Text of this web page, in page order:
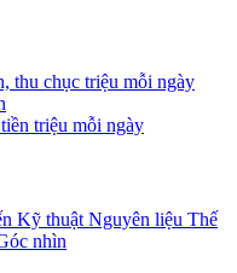
thu chục triệu mỗi ngày
triệu mỗi ngày
Kỹ thuật Nguyên liệu Thế
nhìn